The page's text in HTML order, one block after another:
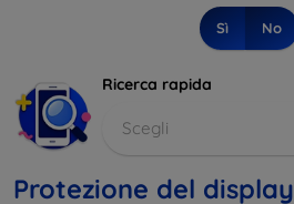
Sì No
Ricerca rapida
Scegli
Protezione del display